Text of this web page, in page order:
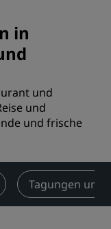
in
und
und
und frische
Tagungen und